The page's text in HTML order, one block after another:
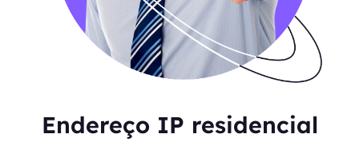
Endereço IP residencial